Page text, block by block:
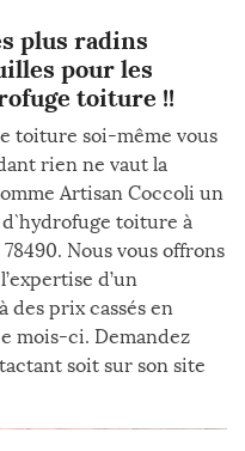
plus radins
pour les
toiture !!
toiture soi-même vous
rien ne vaut la
Artisan Coccoli un
toiture à
Nous vous offrons
d’un
des prix cassés en
mois-ci. Demandez
soit sur son site